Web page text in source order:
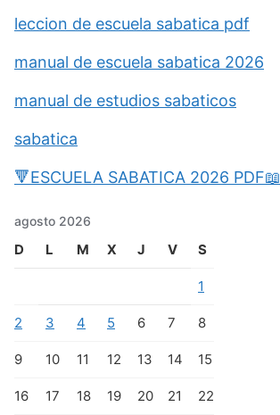
leccion de escuela sabatica pdf
manual de escuela sabatica 2026
manual de estudios sabaticos
sabatica
🔻ESCUELA SABATICA 2026 PDF📖
agosto 2026
D L M X J V S
1
2 3 4 5 6 7 8
9 10 11 12 13 14 15
16 17 18 19 20 21 22